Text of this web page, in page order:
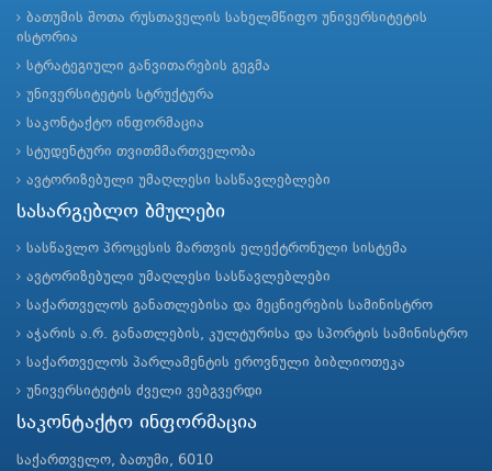
ბათუმის შოთა რუსთაველის სახელმწიფო უნივერსიტეტის
ისტორია
სტრატეგიული განვითარების გეგმა
უნივერსიტეტის სტრუქტურა
საკონტაქტო ინფორმაცია
სტუდენტური თვითმმართველობა
ავტორიზებული უმაღლესი სასწავლებლები
სასარგებლო ბმულები
სასწავლო პროცესის მართვის ელექტრონული სისტემა
ავტორიზებული უმაღლესი სასწავლებლები
საქართველოს განათლებისა და მეცნიერების სამინისტრო
აჭარის ა.რ. განათლების, კულტურისა და სპორტის სამინისტრო
საქართველოს პარლამენტის ეროვნული ბიბლიოთეკა
უნივერსიტეტის ძველი ვებგვერდი
საკონტაქტო ინფორმაცია
საქართველო, ბათუმი, 6010